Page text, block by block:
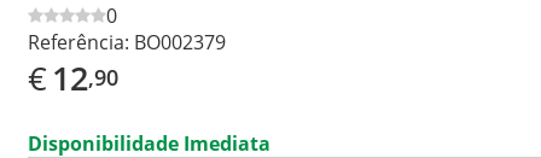
0
Referência: BO002379
€12,90
Disponibilidade Imediata